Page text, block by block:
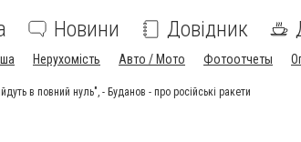
Новини Довідник
Нерухомість Авто / Мото Фотоотчеты
в повний нуль", - Буданов - про російські ракети